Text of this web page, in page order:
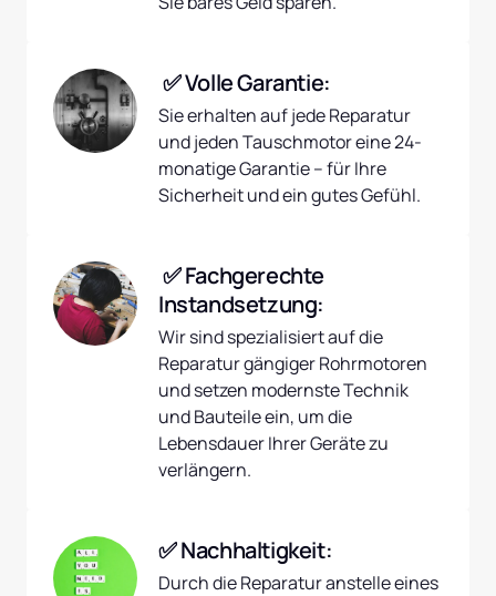
✅ Volle Garantie:
Sie erhalten auf jede Reparatur
und jeden Tauschmotor eine 24-
monatige Garantie – für Ihre
Sicherheit und ein gutes Gefühl.
Instandsetzung:
Wir sind spezialisiert auf die
Reparatur gängiger Rohrmotoren
und setzen modernste Technik
und Bauteile ein, um die
Lebensdauer Ihrer Geräte zu
verlängern.
✅ Nachhaltigkeit:
Durch die Reparatur anstelle eines